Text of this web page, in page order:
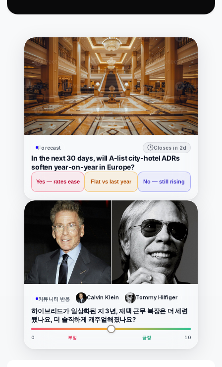
Forecast Closes in 2d
In the next 30 days, will A-list city-hotel ADRs
soften year-on-year in Europe?
Yes — rates ease Flat vs last year No — still rising
커뮤니티 반응 Calvin Klein Tommy Hilfiger
하이브리드가 일상화된 지 3년, 재택 근무 복장은 더 세련
됐나요, 더 솔직하게 캐주얼해졌나요?
0 부정 긍정 10